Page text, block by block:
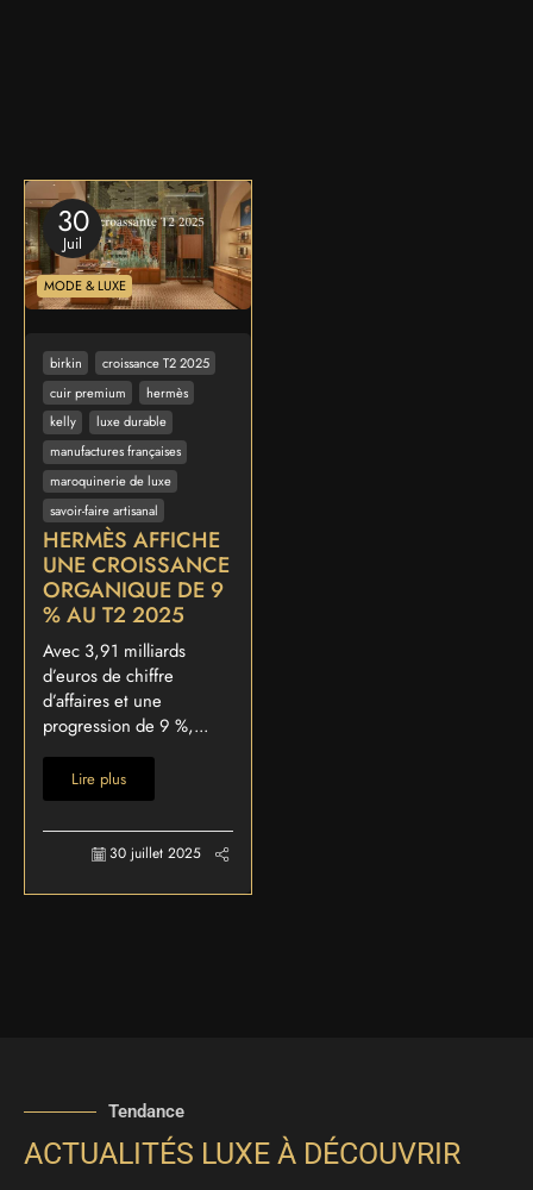
30
Juil
MODE & LUXE
birkin
croissance T2 2025
cuir premium
hermès
kelly
luxe durable
manufactures françaises
maroquinerie de luxe
savoir-faire artisanal
HERMÈS AFFICHE
UNE CROISSANCE
ORGANIQUE DE 9
% AU T2 2025
Avec 3,91 milliards
d’euros de chiffre
d’affaires et une
progression de 9 %,...
Lire plus
30 juillet 2025
Tendance
ACTUALITÉS LUXE À DÉCOUVRIR